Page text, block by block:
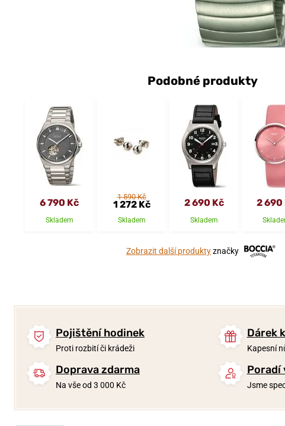
Podobné produkty
6 790 Kč
Skladem
1 590 Kč
1 272 Kč
Skladem
2 690 Kč
Skladem
2 690
Zobrazit další produktyznačky
Pojištění hodinek
Proti rozbití či krádeži
Dárek
Kapesní
Doprava zdarma
Na vše od 3 000 Kč
Poradí
Jsme